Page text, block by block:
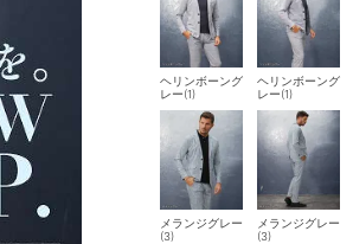
ヘリンボーング
レー(1)
ヘリンボーング
レー(1)
メランジグレー
(3)
メランジグレー
(3)